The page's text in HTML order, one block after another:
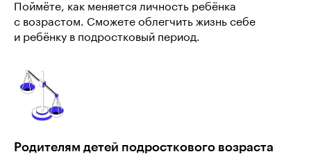
Поймёте, как меняется личность ребёнка
с возрастом. Сможете облегчить жизнь себе
и ребёнку в подростковый период.
Родителям детей подросткового возраста